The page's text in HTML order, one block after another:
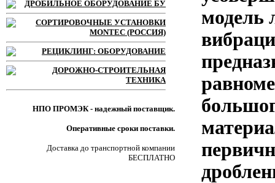
ДРОБИЛЬНОЕ ОБОРУДОВАНИЕ БУ
СОРТИРОВОЧНЫЕ УСТАНОВКИ
MONTEC (РОССИЯ)
РЕЦИКЛИНГ: ОБОРУДОВАНИЕ
ДОРОЖНО-СТРОИТЕЛЬНАЯ
ТЕХНИКА
НПО ПРОМЭК - надежный поставщик.
Оперативные сроки поставки.
Доставка до транспортной компании
БЕСПЛАТНО
модель